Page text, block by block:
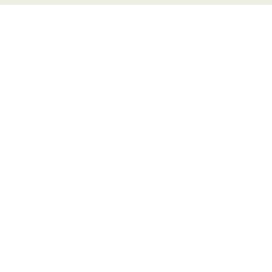
baden –
die Etikette?